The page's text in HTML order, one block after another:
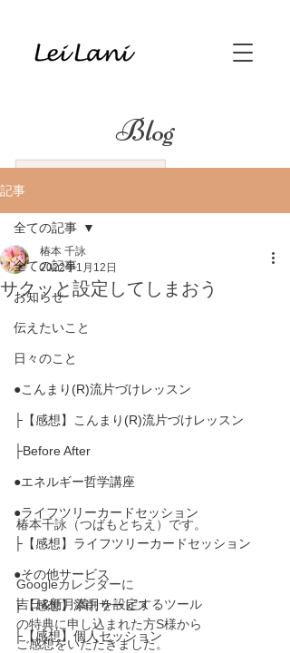
Blog
記事
全ての記事
お知らせ
伝えたいこと
日々のこと
●こんまり(R)流片づけレッスン
├【感想】こんまり(R)流片づけレッスン
├Before After
●エネルギー哲学講座
●ライフツリーカードセッション
├【感想】ライフツリーカードセッション
●その他サービス
├【感想】添削サービス
├【感想】個人セッション
全ての記事
サクッと設定してしまおう
椿本 千詠
2022年1月12日
椿本千詠（つばもとちえ）です。
Googleカレンダーに
吉日&新月満月を設定するツール
の特典に申し込まれた方S様から
ご感想をいただきました。